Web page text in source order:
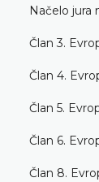
Načelo jura
Član 3.
Član 4.
Član 5.
Član 6.
Član 8.